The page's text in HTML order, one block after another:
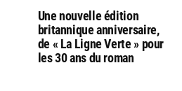
Une nouvelle édition
britannique anniversaire,
de « La Ligne Verte » pour
les 30 ans du roman